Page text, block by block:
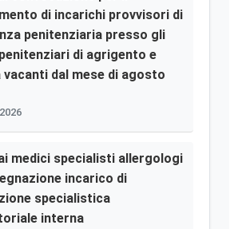
di incarichi provvisori di
penitenziaria presso gli
di agrigento e
vacanti dal mese di agosto
medici specialisti allergologi
incarico di
specialistica
interna